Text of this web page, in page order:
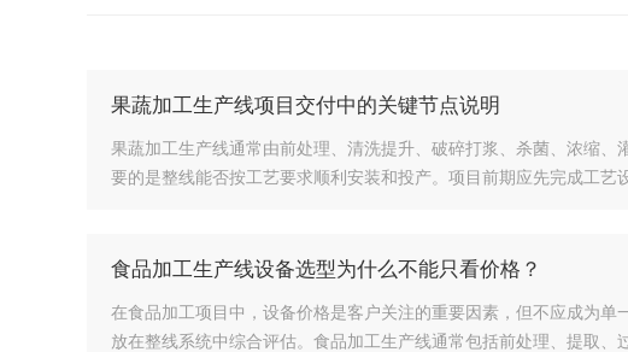
果蔬加工生产线项目交付中的关键节点说明
果蔬加工生产线通常由前处理、清洗提升、破碎打浆、杀菌、浓缩
要的是整线能否按工艺要求顺利安装和投产。项目前期应先完成工艺
食品加工生产线设备选型为什么不能只看价格？
在食品加工项目中，设备价格是客户关注的重要因素，但不应成为
放在整线系统中综合评估。食品加工生产线通常包括前处理、提取、